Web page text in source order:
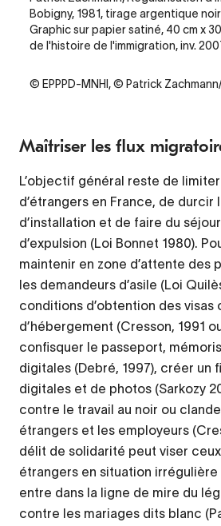
Bobigny, 1981, tirage argentique
Graphic sur papier satiné, 40 cm x
de l'histoire de l'immigration, inv.
Credit
© EPPPD-MNHI, © Patrick
Maîtriser les flux
L’objectif général reste de limiter
d’étrangers en France, de durcir
d’installation et de faire du
d’expulsion (Loi Bonnet 1980).
maintenir en zone d’attente des
les demandeurs d’asile (Loi
conditions d’obtention des visas
d’hébergement (Cresson, 1991
confisquer le passeport,
digitales (Debré, 1997), créer un
digitales et de photos (Sarkozy
contre le travail au noir ou
étrangers et les employeurs
délit de solidarité peut viser
étrangers en situation irrégulière
entre dans la ligne de mire du
contre les mariages dits blanc